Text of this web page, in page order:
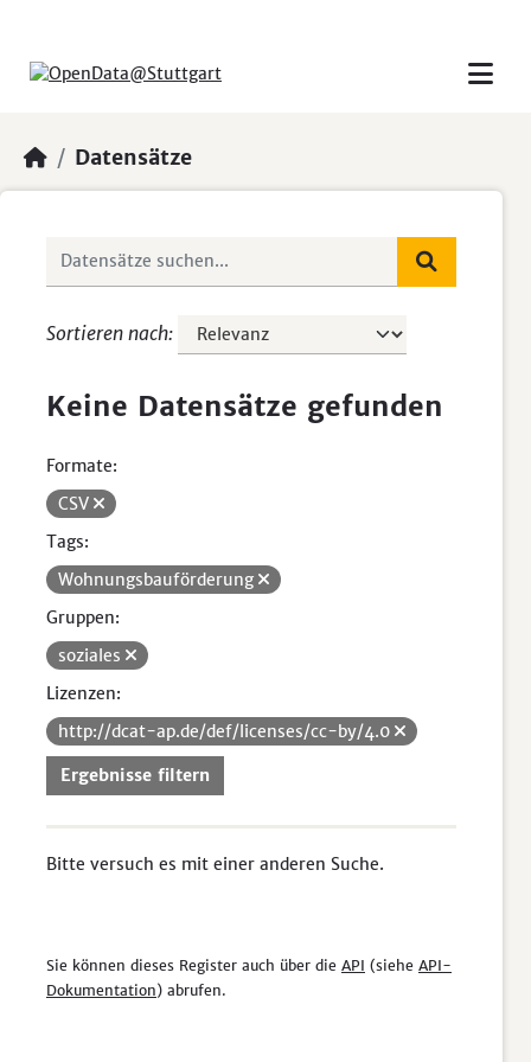
Datensätze
Sortieren nach
Keine Datensätze gefunden
Formate:
CSV
Tags:
Wohnungsbauförderung
Gruppen:
soziales
Lizenzen:
http://dcat-ap.de/def/licenses/cc-by/4.0
Ergebnisse filtern
Bitte versuch es mit einer anderen Suche.
Sie können dieses Register auch über die API (siehe API-
Dokumentation) abrufen.